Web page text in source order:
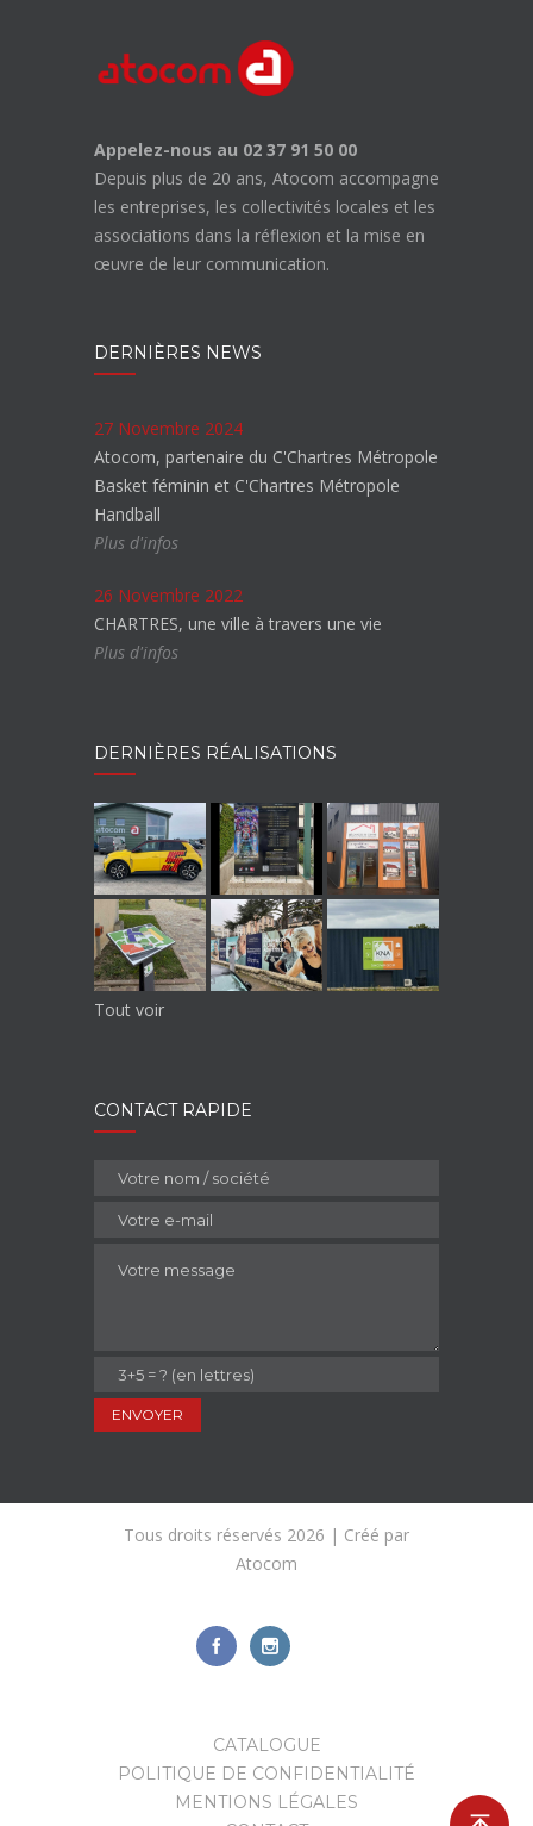
Appelez-nous au 02 37 91 50 00
Depuis plus de 20 ans, Atocom accompagne
les entreprises, les collectivités locales et les
associations dans la réflexion et la mise en
œuvre de leur communication.
DERNIÈRES NEWS
27 Novembre 2024
Atocom, partenaire du C'Chartres Métropole
Basket féminin et C'Chartres Métropole
Handball
Plus d'infos
26 Novembre 2022
CHARTRES, une ville à travers une vie
Plus d'infos
DERNIÈRES RÉALISATIONS
Tout voir
CONTACT RAPIDE
Tous droits réservés 2026 | Créé par
Atocom
CATALOGUE
POLITIQUE DE CONFIDENTIALITÉ
MENTIONS LÉGALES